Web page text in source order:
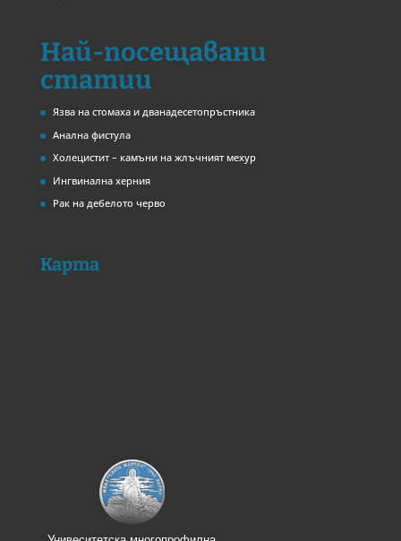
Най-посещавани
статии
Язва на стомаха и дванадесетопръстника
Анална фистула
Холецистит – камъни на жлъчният мехур
Ингвинална херния
Рак на дебелото черво
Карта